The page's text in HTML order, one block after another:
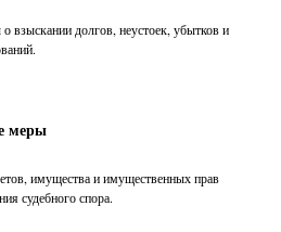
взыскании долгов, неустоек, убытков и
меры
имущества и имущественных прав
судебного спора.